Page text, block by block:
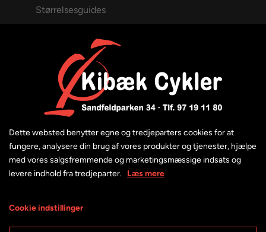
Størrelsesguides
ÅBNINGSTIDER
Mandag - onsdag: 09:00-17:30
Torsdag: 09:00-18:00
Fredag: 09:00-17:30
Lørdag: 09:00-12:00
Søndag: Lukket
Dette websted benytter egne og tredjeparters cookies for at
fungere, analysere din brug af vores produkter og tjenester, hjælpe
med vores salgsfremmende og marketingsmæssige indsats og
levere indhold fra tredjeparter. Læs mere
Cookie indstillinger